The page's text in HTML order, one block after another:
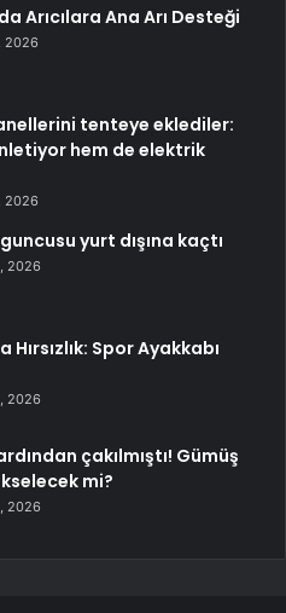
Arıcılara Ana Arı Desteği
2026
tenteye eklediler:
hem de elektrik
2026
yurt dışına kaçtı
2026
Hırsızlık: Spor Ayakkabı
2026
çakılmıştı! Gümüş
mi?
2026